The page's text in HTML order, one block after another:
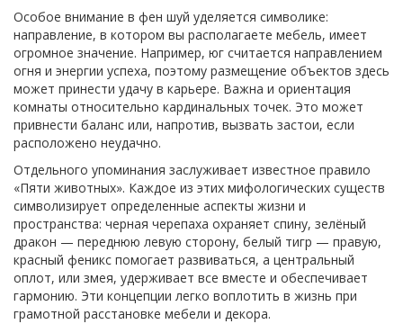
Особое внимание в фен шуй уделяется символике:
направление, в котором вы располагаете мебель, имеет
огромное значение. Например, юг считается направлением
огня и энергии успеха, поэтому размещение объектов здесь
может принести удачу в карьере. Важна и ориентация
комнаты относительно кардинальных точек. Это может
привнести баланс или, напротив, вызвать застои, если
расположено неудачно.
Отдельного упоминания заслуживает известное правило
«Пяти животных». Каждое из этих мифологических существ
символизирует определенные аспекты жизни и
пространства: черная черепаха охраняет спину, зелёный
дракон — переднюю левую сторону, белый тигр — правую,
красный феникс помогает развиваться, а центральный
оплот, или змея, удерживает все вместе и обеспечивает
гармонию. Эти концепции легко воплотить в жизнь при
грамотной расстановке мебели и декора.